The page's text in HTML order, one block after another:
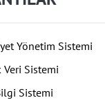
Yönetim Sistemi
Sistemi
Sistemi